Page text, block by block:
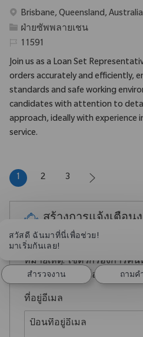
สถานที่
Brisbane, Queensland, Australia
ประเภท
ฝ่ายซัพพลายเชน
รหัสที่จําเป็น
11591
Join us as a Loan Set
orders accurately and efficiently,
standards and safe working
candidates with attention to
approach, ideally with experience
service.
1 2 3
สร้างการแจ้งเตือน
หมายเหตุ: ใช้ตัวกรองการค้
เพื่อรับการแจ้งเตือนงานที่ดีขึ้
ที่อยู่อีเมล
สวัสดี ฉันมาที่นี่เพื่อช่วย!
มาเริ่มกันเลย!
สํารวจงาน ถามคํ